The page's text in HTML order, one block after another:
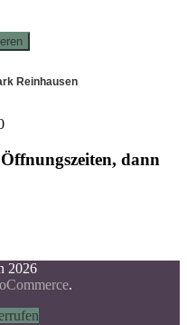
Reinhausen
dann
2026
.